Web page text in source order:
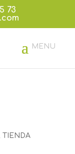
73
TIENDA